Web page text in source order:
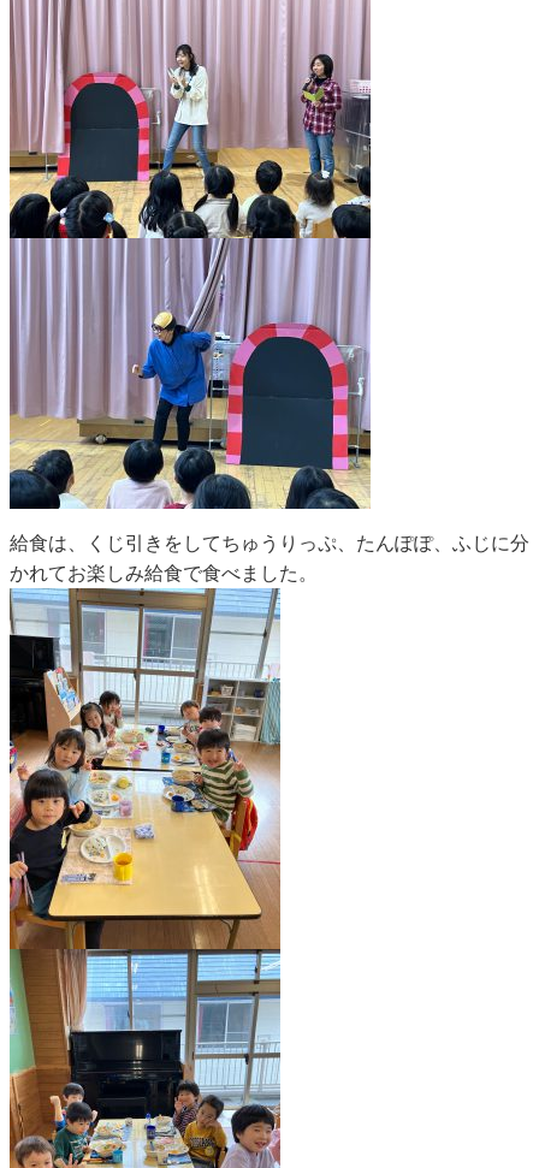
給食は、くじ引きをしてちゅうりっぷ、たんぽぽ、ふじに分
かれてお楽しみ給食で食べました。